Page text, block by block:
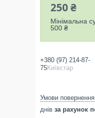
250 ₴
Мінімальна
500 ₴
+380 (97) 214-87-
75Київстар
днів за рахунок